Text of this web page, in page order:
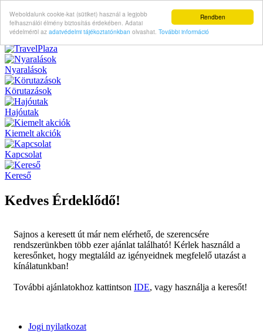
Rendben
Weboldalunk cookie-kat (sütiket) használ a legjobb
felhasználói élmény biztosítás érdekében. Adatai
védelméröl az adatvédelmi tájékoztatónkban olvashat. További információ
Nyaralások
Körutazások
Hajóutak
Kiemelt akciók
Kapcsolat
Kereső
Kedves Érdeklődő!
Sajnos a keresett út már nem elérhető, de szerencsére
rendszerünkben több ezer ajánlat található! Kérlek használd a
keresőnket, hogy megtaláld az igényeidnek megfelelő utazást a
kínálatunkban!
További ajánlatokhoz kattintson IDE, vagy használja a keresőt!
Jogi nyilatkozat